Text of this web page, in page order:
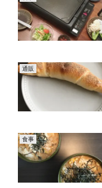
通販
食事